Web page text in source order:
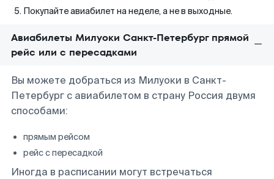
Покупайте авиабилет на неделе, а не в выходные.
Авиабилеты Милуоки Санкт-Петербург прямой
рейс или с пересадками
Вы можете добраться из Милуоки в Санкт-
Петербург с авиабилетом в страну Россия двумя
способами:
прямым рейсом
рейс с пересадкой
Иногда в расписании могут встречаться